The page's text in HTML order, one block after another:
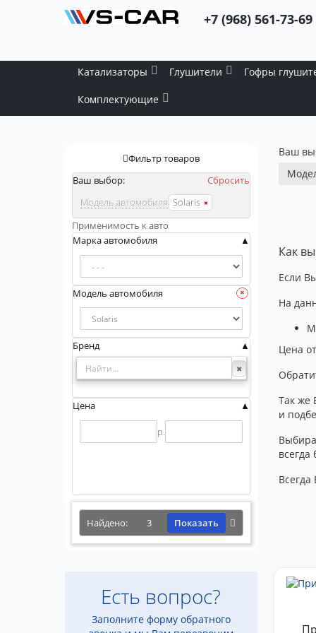
+7 (968) 561-73-69
Катализаторы Глушители Гофры
Комплектующие
Фильтр товаров
Ваш выбор:
Сбросить
Модель автомобиля Solaris
Применимость к авто
Марка автомобиля
Модель автомобиля
Бренд
Цена
р.
Найдено: 3 Показать
Есть вопрос?
Заполните форму обратного
Ваш
Как
Если
На
Цена
Так же
и